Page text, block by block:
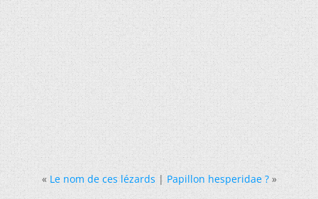
« Le nom de ces lézards|Papillon hesperidae ? »